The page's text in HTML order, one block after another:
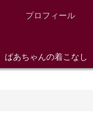
プロフィール
ばあちゃんの着こなし